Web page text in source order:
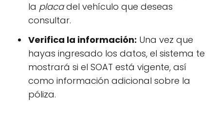
la placadel vehículo que deseas
consultar.
Verifica la información: Una vez que
hayas ingresado los datos, el sistema te
mostrará si el SOAT está vigente, así
como información adicional sobre la
póliza.